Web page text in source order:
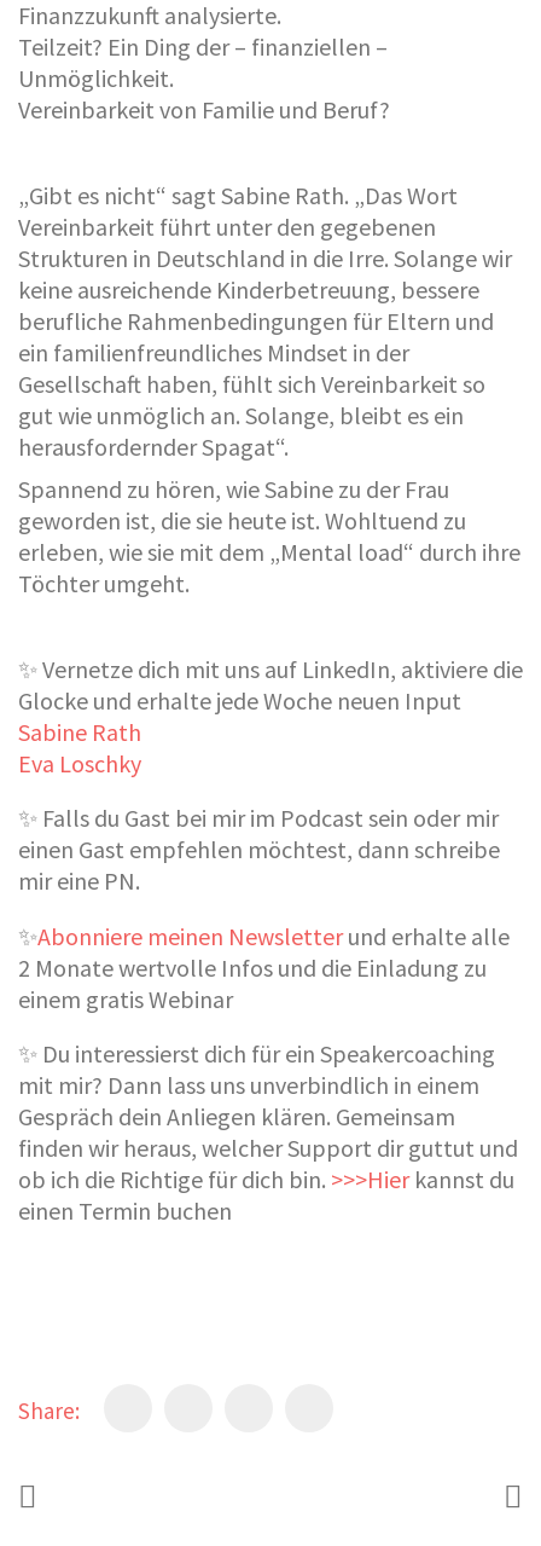
Finanzzukunft analysierte.
Teilzeit? Ein Ding der – finanziellen –
Unmöglichkeit.
Vereinbarkeit von Familie und Beruf?
„Gibt es nicht“ sagt Sabine Rath. „Das Wort
Vereinbarkeit führt unter den gegebenen
Strukturen in Deutschland in die Irre. Solange wir
keine ausreichende Kinderbetreuung, bessere
berufliche Rahmenbedingungen für Eltern und
ein familienfreundliches Mindset in der
Gesellschaft haben, fühlt sich Vereinbarkeit so
gut wie unmöglich an. Solange, bleibt es ein
herausfordernder Spagat“.
Spannend zu hören, wie Sabine zu der Frau
geworden ist, die sie heute ist. Wohltuend zu
erleben, wie sie mit dem „Mental load“ durch ihre
Töchter umgeht.
✨ Vernetze dich mit uns auf LinkedIn, aktiviere die
Glocke und erhalte jede Woche neuen Input
Sabine Rath
Eva Loschky
✨ Falls du Gast bei mir im Podcast sein oder mir
einen Gast empfehlen möchtest, dann schreibe
mir eine PN.
✨Abonniere meinen Newsletterund erhalte alle
2 Monate wertvolle Infos und die Einladung zu
einem gratis Webinar
✨ Du interessierst dich für ein Speakercoaching
mit mir? Dann lass uns unverbindlich in einem
Gespräch dein Anliegen klären. Gemeinsam
finden wir heraus, welcher Support dir guttut und
ob ich die Richtige für dich bin. >>>Hierkannst du
einen Termin buchen
Share: